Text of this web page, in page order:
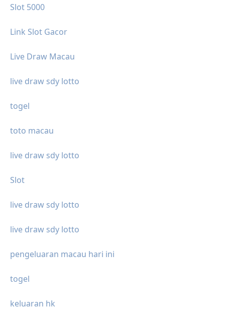
Slot 5000
Link Slot Gacor
Live Draw Macau
live draw sdy lotto
togel
toto macau
live draw sdy lotto
Slot
live draw sdy lotto
live draw sdy lotto
pengeluaran macau hari ini
togel
keluaran hk